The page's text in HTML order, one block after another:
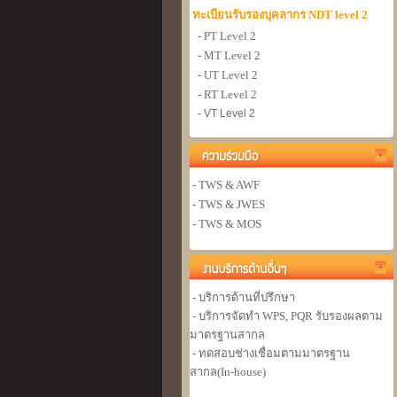
ทะเบียนรับรองบุคลากร NDT level 2
- PT Level 2
- MT Level 2
- UT Level 2
- RT Level 2
- VT Level 2
- TWS & AWF
- TWS & JWES
- TWS & MOS
- บริการด้านที่ปรึกษา
- บริการจัดทำ WPS, PQR รับรองผลตาม
มาตรฐานสากล
- ทดสอบช่างเชื่อมตามมาตรฐาน
สากล(In-house)